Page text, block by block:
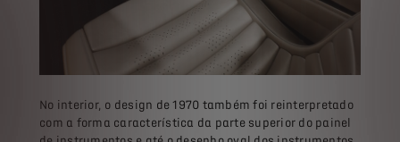
No interior, o design de 1970 também foi reinterpretado
com a forma característica da parte superior do painel